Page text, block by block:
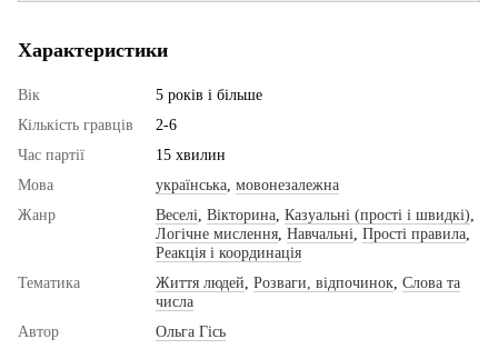
Характеристики
Вік
5 років і більше
Кількість гравців
2-6
Час партії
15 хвилин
Мова
українська мовонезалежна
Жанр
Веселі Вікторина Казуальні (прості і швидкі)
Логічне мислення Навчальні Прості правила
Реакція і координація
Тематика
Життя людей Розваги, відпочинок Слова та
числа
Автор
Ольга Гісь